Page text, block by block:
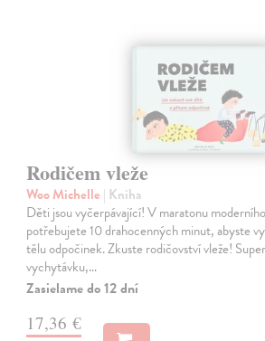
Rodičem vleže
Woo Michelle | Kniha
Děti jsou vyčerpávající! V maratonu
potřebujete 10 drahocenných minut, abyste
tělu odpočinek. Zkuste rodičovství vleže!
vychytávku,…
Zasielame do 12 dní
17,36 €